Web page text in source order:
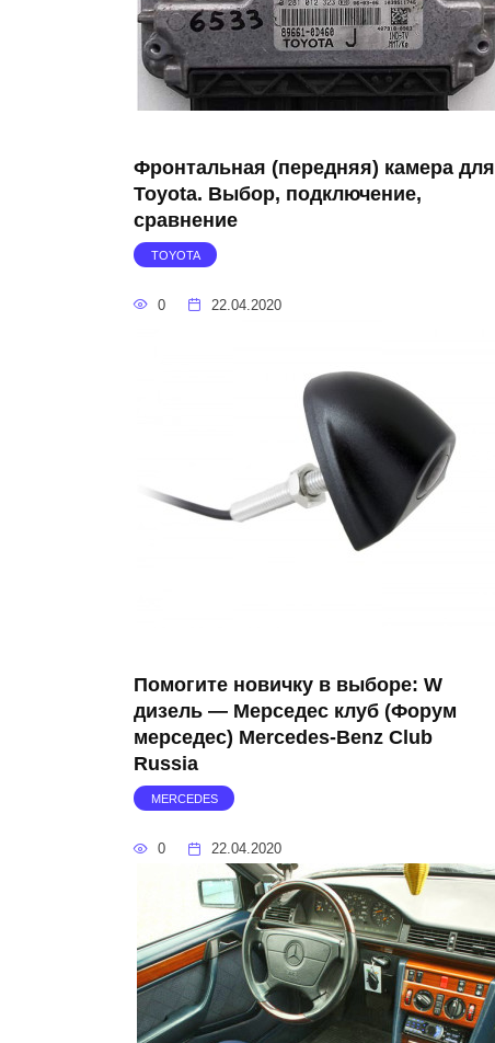
Фронтальная (передняя) камера для
Toyota. Выбор, подключение,
сравнение
TOYOTA
0 22.04.2020
Помогите новичку в выборе: W
дизель — Мерседес клуб (Форум
мерседес) Mercedes-Benz Club
Russia
MERCEDES
0 22.04.2020